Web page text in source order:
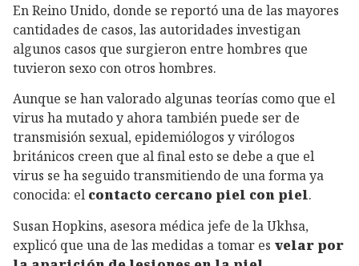
En Reino Unido, donde se reportó una de las mayores
cantidades de casos, las autoridades investigan
algunos casos que surgieron entre hombres que
tuvieron sexo con otros hombres.
Aunque se han valorado algunas teorías como que el
virus ha mutado y ahora también puede ser de
transmisión sexual, epidemiólogos y virólogos
británicos creen que al final esto se debe a que el
virus se ha seguido transmitiendo de una forma ya
conocida: el contacto cercano piel con piel.
Susan Hopkins, asesora médica jefe de la Ukhsa,
explicó que una de las medidas a tomar es velar por